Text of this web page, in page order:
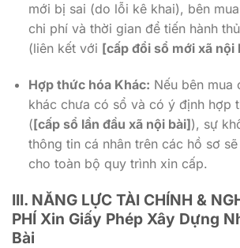
mới bị sai (do lỗi kê khai), bên
chi phí và thời gian để tiến hành
(liên kết với [cấp đổi sổ mới xã nội
Hợp thức hóa Khác: Nếu bên mua
khác chưa có sổ và có ý định hợp
([cấp sổ lần đầu xã nội bài]), sự
thông tin cá nhân trên các hồ sơ
cho toàn bộ quy trình xin cấp.
III. NĂNG LỰC TÀI CHÍNH &
PHÍ Xin Giấy Phép Xây Dựng
Bài